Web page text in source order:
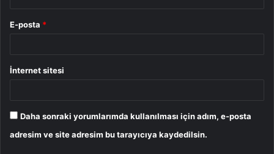
E-posta *
İnternet sitesi
Daha sonraki yorumlarımda kullanılması için adım, e-posta
adresim ve site adresim bu tarayıcıya kaydedilsin.